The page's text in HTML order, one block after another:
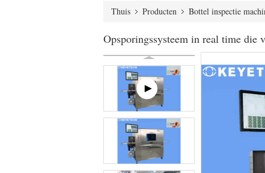
Thuis Producten Bottel inspectie
Opsporingssysteem in real time die